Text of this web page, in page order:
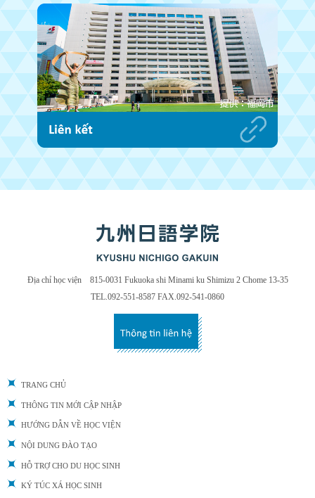
Địa chỉ học viện 815-0031 Fukuoka shi Minami ku Shimizu 2 Chome 13-35
TEL.092-551-8587 FAX.092-541-0860
TRANG CHỦ
THÔNG TIN MỚI CẬP NHẬP
HƯỚNG DẪN VỀ HỌC VIỆN
NỘI DUNG ĐÀO TẠO
HỖ TRỢ CHO DU HỌC SINH
KÝ TÚC XÁ HỌC SINH